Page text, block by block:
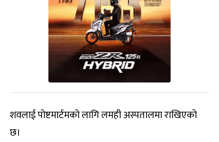
शवलाई पोष्टमार्टमको लागि लमही अस्पतालमा राखिएको
छ।